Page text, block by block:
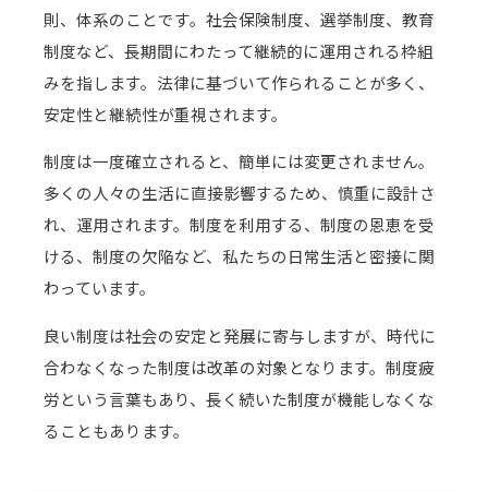
則、体系のことです。社会保険制度、選挙制度、教育
制度など、長期間にわたって継続的に運用される枠組
みを指します。法律に基づいて作られることが多く、
安定性と継続性が重視されます。
制度は一度確立されると、簡単には変更されません。
多くの人々の生活に直接影響するため、慎重に設計さ
れ、運用されます。制度を利用する、制度の恩恵を受
ける、制度の欠陥など、私たちの日常生活と密接に関
わっています。
良い制度は社会の安定と発展に寄与しますが、時代に
合わなくなった制度は改革の対象となります。制度疲
労という言葉もあり、長く続いた制度が機能しなくな
ることもあります。